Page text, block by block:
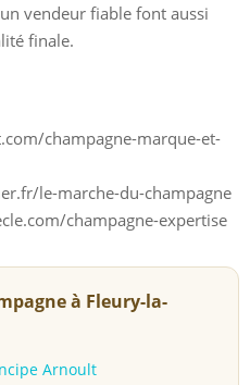
vendeur fiable font aussi
finale.
champagne-marque-et-
le-marche-du-champagne
champagne-expertise
à Fleury-la-
Arnoult